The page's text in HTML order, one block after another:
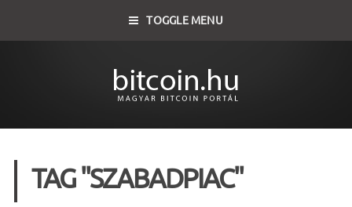
TOGGLE MENU
TAG "SZABADPIAC"